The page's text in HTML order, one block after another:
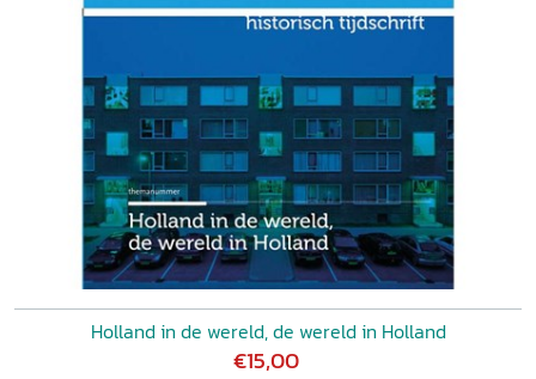
Holland in de wereld, de wereld in Holland
€15,00